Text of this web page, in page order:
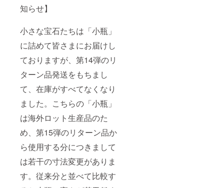
知らせ】
小さな宝石たちは「小瓶」
に詰めて皆さまにお届けし
ておりますが、第14弾のリ
ターン品発送をもちまし
て、在庫がすべてなくなり
ました。こちらの「小瓶」
は海外ロット生産品のた
め、第15弾のリターン品か
ら使用する分につきまして
は若干の寸法変更がありま
す。従来分と並べて比較す